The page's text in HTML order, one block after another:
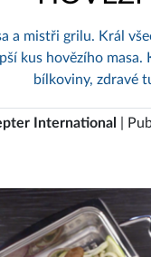
a mistři grilu. Král
kus hovězího
bílkoviny, zdravé
International |